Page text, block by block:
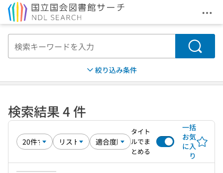
メ
検索
絞り込み条件
検索結果 4 件
タイト
ルでま
とめる
一括
お気
に入
り